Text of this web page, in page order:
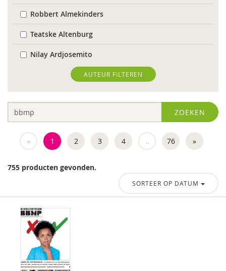
Robbert Almekinders
Teatske Altenburg
Nilay Ardjosemito
Nishaan Ardjosemito
Siela Ardjosemito-Jethoe
René Arends
Diverse auteurs
Ana del Barrio Saiz
Rina Bartels
Daniëlla Bastin
Rebecca Beck
AUTEUR FILTEREN
ZOEKEN
« 1 2 3 4 .. 76 »
755 producten gevonden.
SORTEER OP DATUM